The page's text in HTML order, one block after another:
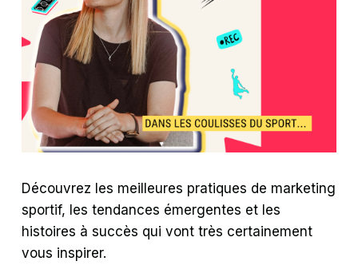
Découvrez les meilleures pratiques de marketing
sportif, les tendances émergentes et les
histoires à succès qui vont très certainement
vous inspirer.